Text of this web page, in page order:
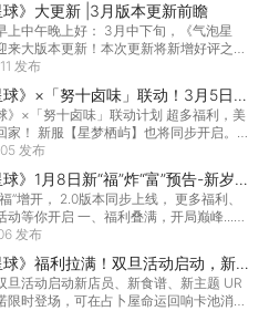
球》大更新 |3月版本更新前瞻
上中午晚上好： 3月中下旬，《气泡星
来大版本更新！本次更新将新增好评之星
[详情]
发布
球》×「努十卤味」联动！3月5日边
实卤味！
》×「努十卤味」联动计划 超多福利，美
家！ 新服【星梦栖屿】也将同步开启。
]发布
球》1月8日新“福”炸“富”预告-新岁
利”增开， 2.0版本同步上线， 更多福利、
动等你开启 一、福利叠满，开局巅峰...
发布
球》福利拉满！双旦活动启动，新服
旦活动启动新店员、新食谱、新主题 UR
限时登场，可在占卜屋命运回响卡池消耗